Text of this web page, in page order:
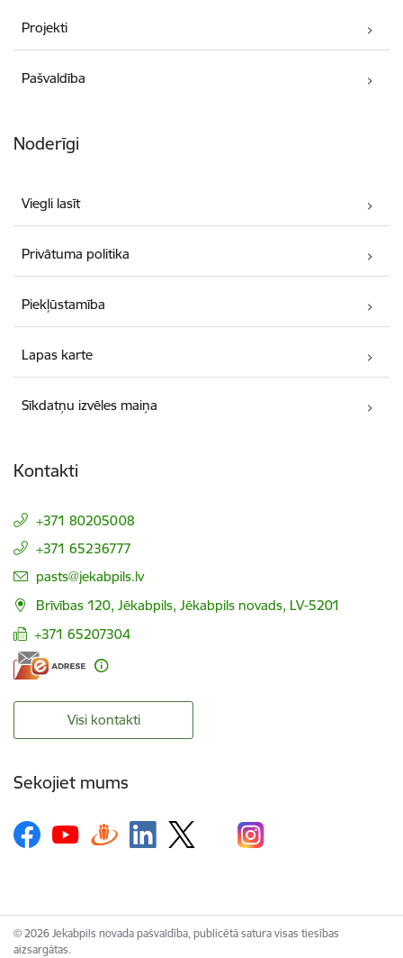
Projekti
Pašvaldība
Noderīgi
Viegli lasīt
Privātuma politika
Piekļūstamība
Lapas karte
Sīkdatņu izvēles maiņa
Kontakti
+371 80205008
+371 65236777
E-pasts:
pasts@jekabpils.lv
Brīvības 120, Jēkabpils, Jēkabpils novads, LV-5201
+371 65207304
Visi kontakti
Sekojiet mums
© 2026 Jekabpils novada pašvaldība, publicētā satura visas tiesības
aizsargātas.